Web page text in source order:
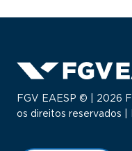
FGV EAESP © | 2026
os direitos reservados |